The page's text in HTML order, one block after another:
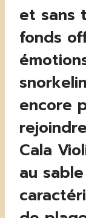
et sans
fonds
encore
Cala
au